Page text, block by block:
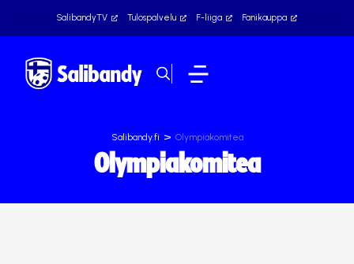
SalibandyTV Tulospalvelu F-liiga Fanikauppa
Salibandy.fi > Olympiakomitea
Olympiakomitea